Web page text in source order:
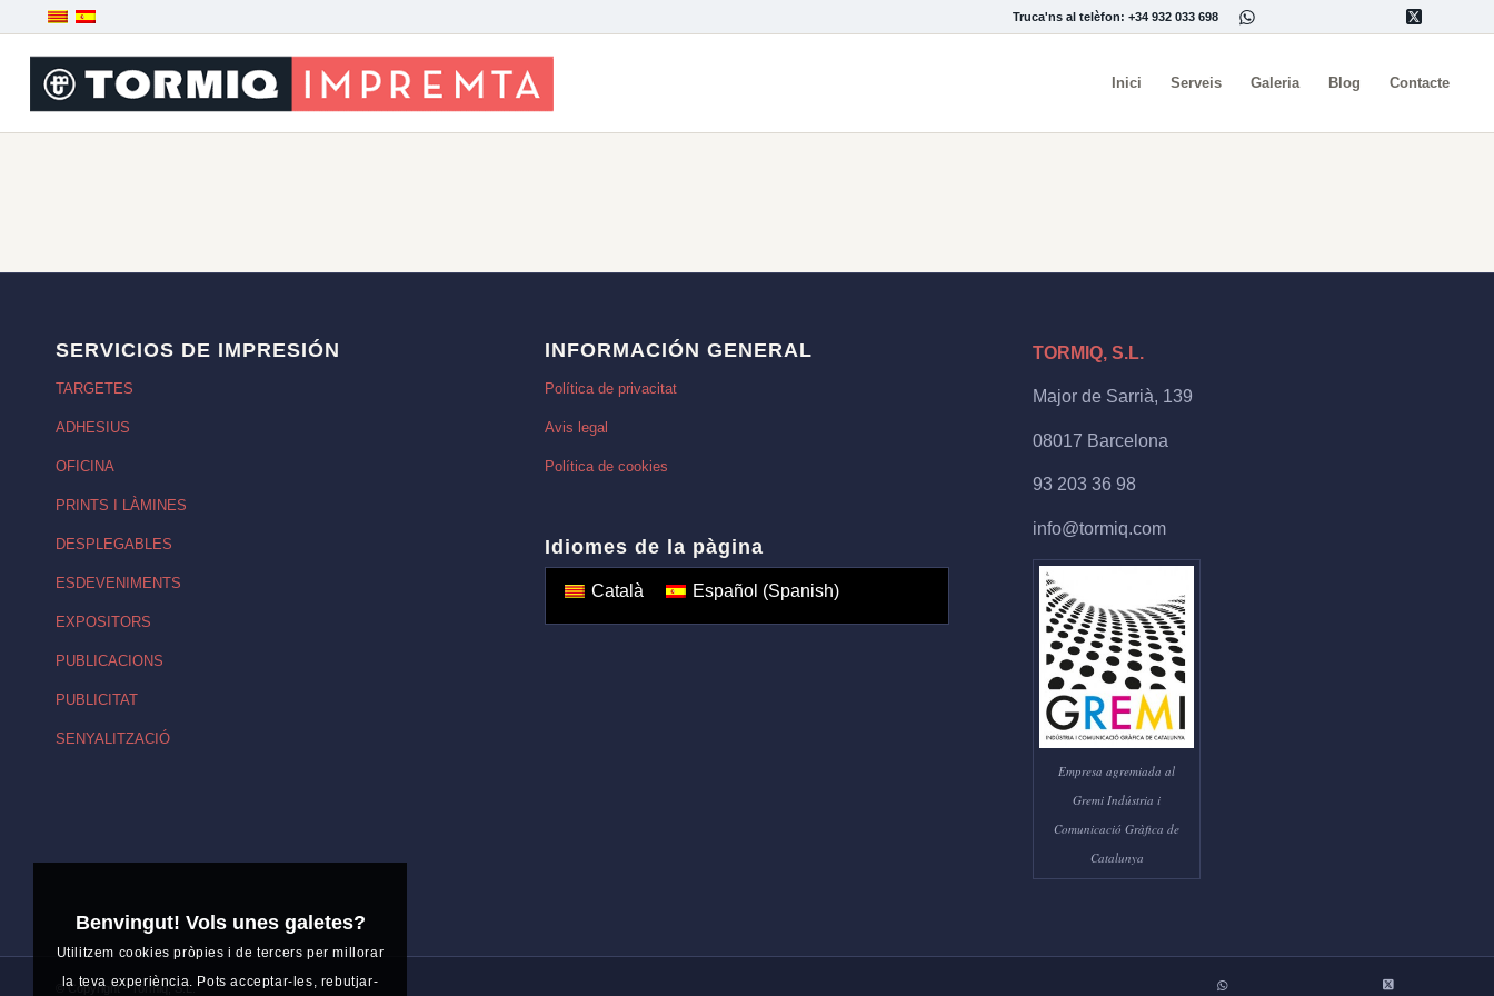
Truca'ns al telèfon: +34 932 033 698
Inici Serveis Galeria Blog Contacte
SERVICIOS DE IMPRESIÓN
TARGETES
ADHESIUS
OFICINA
PRINTS I LÀMINES
DESPLEGABLES
ESDEVENIMENTS
EXPOSITORS
PUBLICACIONS
PUBLICITAT
SENYALITZACIÓ
INFORMACIÓN GENERAL
Política de privacitat
Avis legal
Política de cookies
Idiomes de la pàgina
Català Español (Spanish)
TORMIQ, S.L.
Major de Sarrià, 139
08017 Barcelona
93 203 36 98
info@tormiq.com
Empresa agremiada al
Gremi Indústria i
Comunicació Gràfica de
Catalunya
© Copyright - Tormiq, S.L.
Benvingut! Vols unes galetes?
Utilitzem cookies pròpies i de tercers per millorar
la teva experiència. Pots acceptar-les, rebutjar-